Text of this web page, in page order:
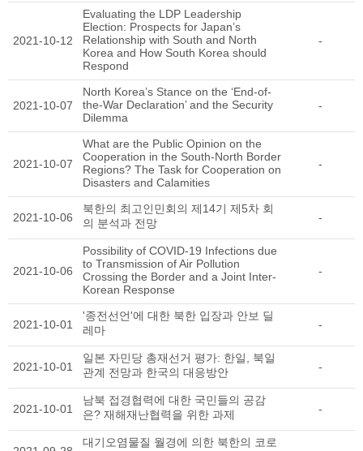
2021-10-12
Evaluating the LDP Leadership
Election: Prospects for Japan’s
Relationship with South and North
Korea and How South Korea should
Respond
-
2021-10-07
North Korea’s Stance on the ‘End-of-
the-War Declaration’ and the Security
Dilemma
-
2021-10-07
What are the Public Opinion on the
Cooperation in the South-North Border
Regions? The Task for Cooperation on
Disasters and Calamities
-
2021-10-06
북한의 최고인민회의 제14기 제5차 회
의 분석과 전망
-
2021-10-06
Possibility of COVID-19 Infections due
to Transmission of Air Pollution
Crossing the Border and a Joint Inter-
Korean Response
-
2021-10-01
'종전선언'에 대한 북한 입장과 안보 딜
레마
-
2021-10-01
일본 자민당 총재선거 평가: 한일, 북일
관계 전망과 한국의 대응방안
-
2021-10-01
남북 접경협력에 대한 국민들의 공감
은? 재해재난협력을 위한 과제
-
대기오염물질 월경에 의한 북한의 코로